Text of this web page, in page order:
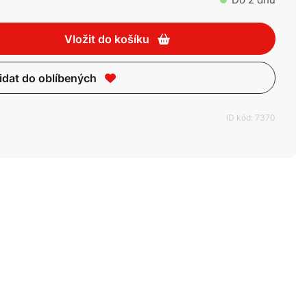
Vložit do košíku
do oblíbených
ID kód: 7370